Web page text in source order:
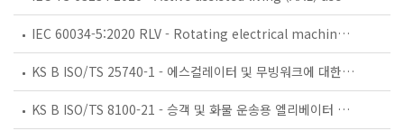
IEC 60034-5:2020 RLV - Rotating electrical machines - Part 5: Degrees of protection provided by the integral design of rotating electrical machines (IP code) - Classification
KS B ISO/TS 25740-1 - 에스컬레이터 및 무빙워크에 대한 안전요건 — 제1부: 세계공통 필수 안전요건(GESRs)
KS B ISO/TS 8100-21 - 승객 및 화물 운송용 엘리베이터 —제21부: 세계공통 필수안전요건(GESRs)을 충족하는 세계공통 안전 파라미터(GSPs)